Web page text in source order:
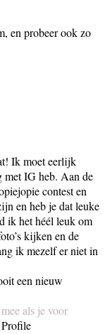
en probeer ook zo
Ik moet eerlijk
met IG heb. Aan de
contest en
en heb je dat leuke
ik het héél leuk om
kijken en de
ik mezelf er niet in
een nieuw
als je voor